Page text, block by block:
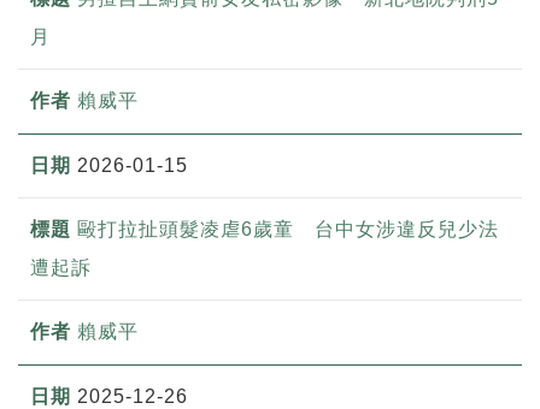
月
賴威平
2026-01-15
毆打拉扯頭髮凌虐6歲童 台中女涉違反兒少法
遭起訴
賴威平
2025-12-26